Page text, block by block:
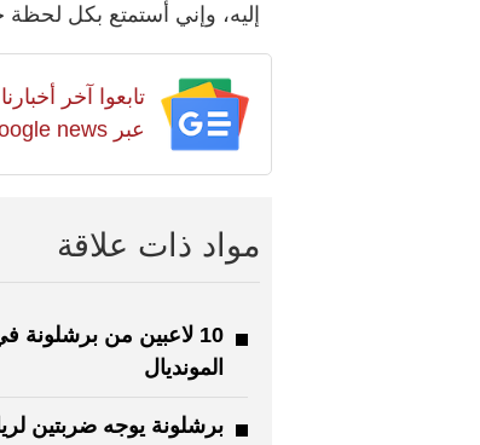
إليه، وإني أستمتع بكل لحظة
تابعوا آخر
عبر Google news
مواد ذات علاقة
10 لاعبين من برشلونة
المونديال
برشلونة يوجه ضربتين